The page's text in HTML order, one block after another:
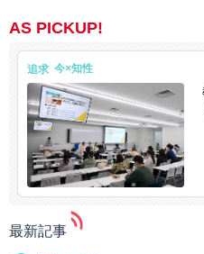
AS PICKUP!
追求
最新記事